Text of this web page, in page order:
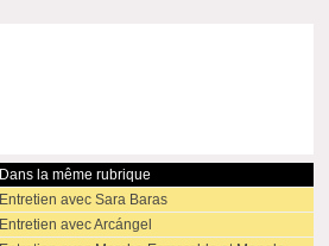
Dans la même rubrique
Entretien avec Sara Baras
Entretien avec Arcángel